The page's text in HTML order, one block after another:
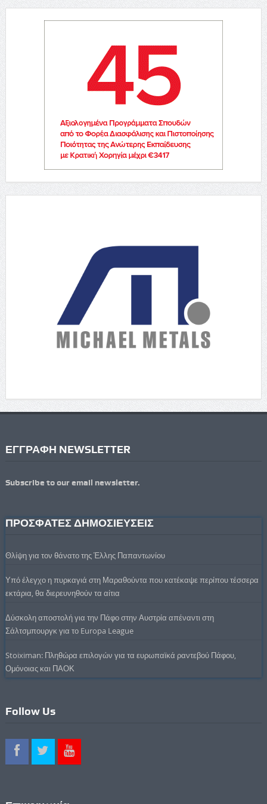
ΕΓΓΡΑΦΗ NEWSLETTER
Subscribe to our email newsletter.
ΠΡΟΣΦΑΤΕΣ ΔΗΜΟΣΙΕΥΣΕΙΣ
Θλίψη για τον θάνατο της Έλλης Παπαντωνίου
Υπό έλεγχο η πυρκαγιά στη Μαραθούντα που κατέκαψε περίπου τέσσερα
εκτάρια, θα διερευνηθούν τα αίτια
Δύσκολη αποστολή για την Πάφο στην Αυστρία απέναντι στη
Σάλτσμπουργκ για το Europa League
Stoiximan: Πληθώρα επιλογών για τα ευρωπαϊκά ραντεβού Πάφου,
Ομόνοιας και ΠΑΟΚ
Follow Us